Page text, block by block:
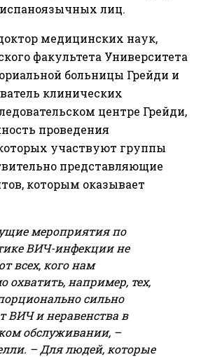
лиц.
медицинских наук,
факультета Университета
больницы Грейди и
клинических
центре Грейди,
проведения
участвуют группы
представляющие
которым оказывает
мероприятия по
ВИЧ-инфекции не
всех, кого нам
охватить, например, тех,
сильно
ВИЧ и неравенства в
обслуживании, –
– Для людей, которые